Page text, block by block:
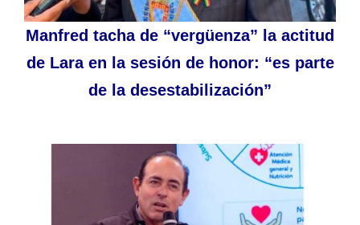
Manfred tacha de “vergüenza” la actitud
de Lara en la sesión de honor: “es parte
de la desestabilización”